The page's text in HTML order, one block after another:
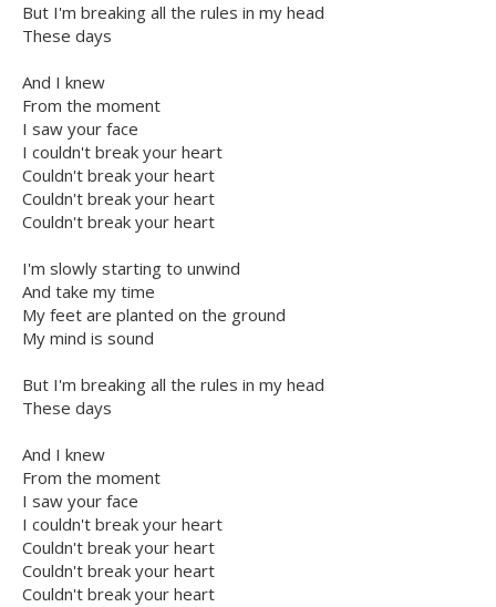
But I'm breaking all the rules in my head
These days
And I knew
From the moment
I saw your face
I couldn't break your heart
Couldn't break your heart
Couldn't break your heart
Couldn't break your heart
I'm slowly starting to unwind
And take my time
My feet are planted on the ground
My mind is sound
But I'm breaking all the rules in my head
These days
And I knew
From the moment
I saw your face
I couldn't break your heart
Couldn't break your heart
Couldn't break your heart
Couldn't break your heart